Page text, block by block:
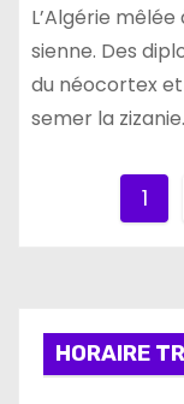
L’Algérie
sienne. Des
du néocortex
semer la
i
1
HORAIRE